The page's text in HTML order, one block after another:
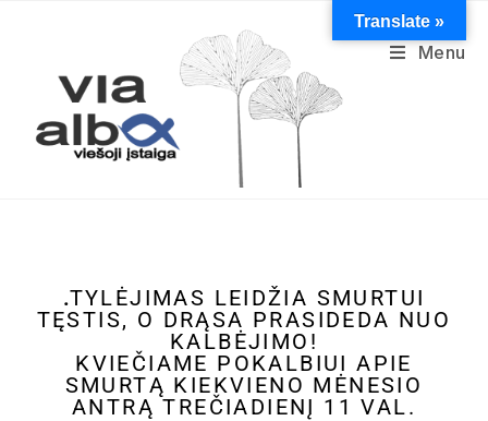
Menu
.TYLĖJIMAS LEIDŽIA SMURTUI
TĘSTIS, O DRĄSA PRASIDEDA NUO
KALBĖJIMO!
KVIEČIAME POKALBIUI APIE
SMURTĄ KIEKVIENO MĖNESIO
ANTRĄ TREČIADIENĮ 11 VAL.
Translate »